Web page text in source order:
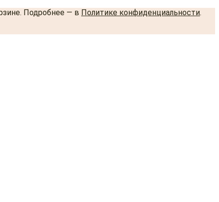
Подробнее — в Политике конфиденциальности.